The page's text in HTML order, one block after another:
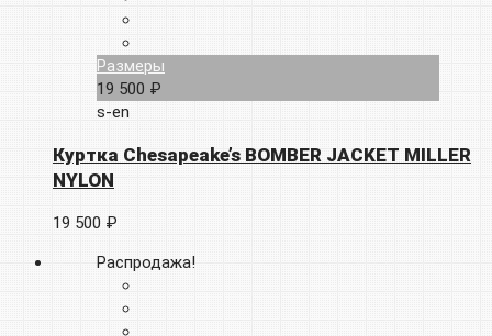
Размеры
19 500 ₽
s-en
Куртка Chesapeake’s BOMBER JACKET MILLER
NYLON
19 500 ₽
Распродажа!